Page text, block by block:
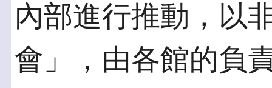
內部進行推動，以
會」，由各館的負